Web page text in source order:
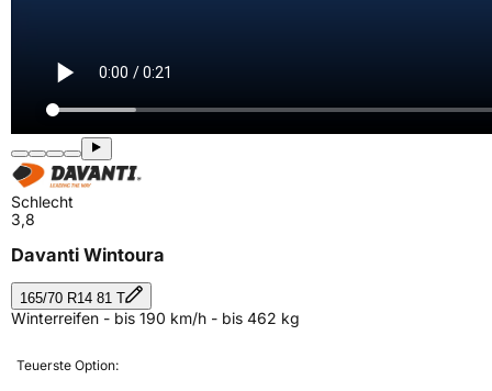
Schlecht
3,8
Davanti Wintoura
165/70 R14 81 T
Winterreifen - bis 190 km/h - bis 462 kg
Teuerste Option: